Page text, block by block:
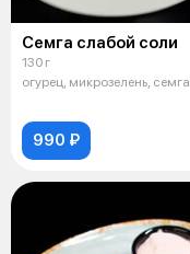
Семга слабой соли
130 г
огурец, микрозелень, семга
990 ₽